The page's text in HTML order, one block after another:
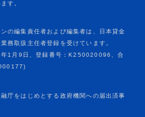
の編集責任者および編集者は、日本貸金
務取扱主任者登録を受けています。
年1月9日、登録番号：K250020096、合
庁をはじめとする政府機関への届出済事